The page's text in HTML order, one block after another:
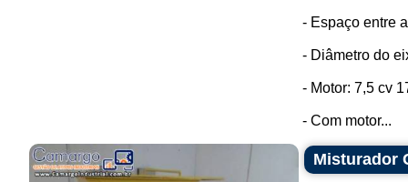
- Espaço entre
- Diâmetro do
- Motor: 7,5 cv
- Com motor...
Misturador